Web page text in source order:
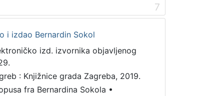
7
i izdao Bernardin Sokol
izd. izvornika objavljenog
: Knjižnice grada Zagreba, 2019.
fra Bernardina Sokola •